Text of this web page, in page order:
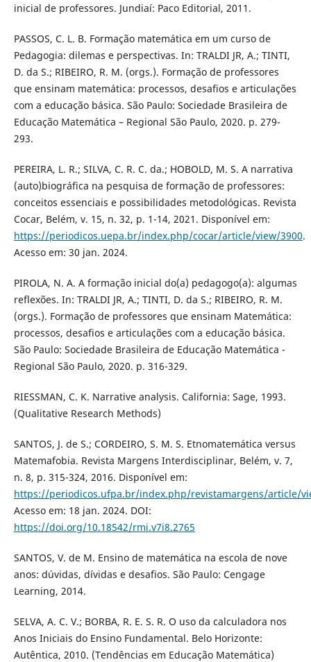
inicial de professores. Jundiaí: Paco Editorial, 2011.
PASSOS, C. L. B. Formação matemática em um curso de
Pedagogia: dilemas e perspectivas. In: TRALDI JR, A.; TINTI,
D. da S.; RIBEIRO, R. M. (orgs.). Formação de professores
que ensinam matemática: processos, desafios e articulações
com a educação básica. São Paulo: Sociedade Brasileira de
Educação Matemática – Regional São Paulo, 2020. p. 279-
293.
PEREIRA, L. R.; SILVA, C. R. C. da.; HOBOLD, M. S. A narrativa
(auto)biográfica na pesquisa de formação de professores:
conceitos essenciais e possibilidades metodológicas. Revista
Cocar, Belém, v. 15, n. 32, p. 1-14, 2021. Disponível em:
https://periodicos.uepa.br/index.php/cocar/article/view/3900.
Acesso em: 30 jan. 2024.
PIROLA, N. A. A formação inicial do(a) pedagogo(a): algumas
reflexões. In: TRALDI JR, A.; TINTI, D. da S.; RIBEIRO, R. M.
(orgs.). Formação de professores que ensinam Matemática:
processos, desafios e articulações com a educação básica.
São Paulo: Sociedade Brasileira de Educação Matemática -
Regional São Paulo, 2020. p. 316-329.
RIESSMAN, C. K. Narrative analysis. California: Sage, 1993.
(Qualitative Research Methods)
SANTOS, J. de S.; CORDEIRO, S. M. S. Etnomatemática versus
Matemafobia. Revista Margens Interdisciplinar, Belém, v. 7,
n. 8, p. 315-324, 2016. Disponível em:
https://periodicos.ufpa.br/index.php/revistamargens/article/
Acesso em: 18 jan. 2024. DOI:
https://doi.org/10.18542/rmi.v7i8.2765
SANTOS, V. de M. Ensino de matemática na escola de nove
anos: dúvidas, dívidas e desafios. São Paulo: Cengage
Learning, 2014.
SELVA, A. C. V.; BORBA, R. E. S. R. O uso da calculadora nos
Anos Iniciais do Ensino Fundamental. Belo Horizonte:
Autêntica, 2010. (Tendências em Educação Matemática)